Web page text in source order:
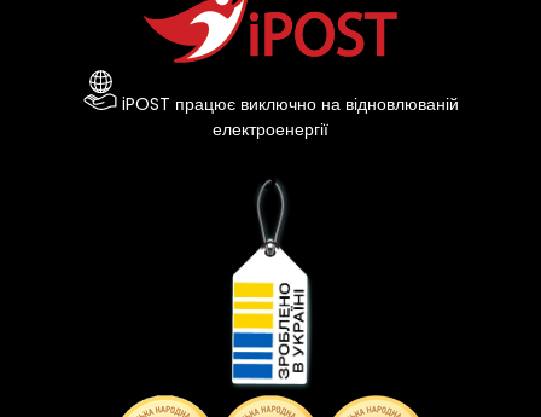
iPOST працює виключно на відновлюваній
електроенергії